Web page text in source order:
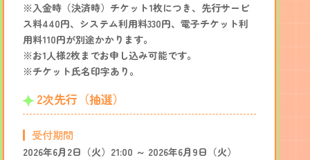
※入金時（決済時）チケット1枚につき、先行サービ
ス料440円、システム利用料330円、電子チケット利
用料110円が別途かかります。
※お1人様2枚までお申し込み可能です。
※チケット氏名印字あり。
2次先行（抽選）
受付期間
2026年6月2日（火）21:00 ～ 2026年6月9日（火）